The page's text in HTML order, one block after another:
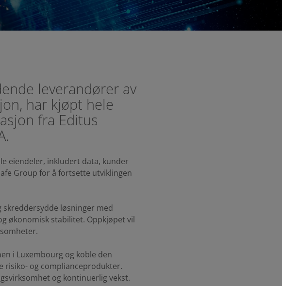
leverandører av
har kjøpt hele
fra Editus
eiendeler, inkludert data, kunder
Group for å fortsette utviklingen
skreddersydde løsninger med
økonomisk stabilitet. Oppkjøpet vil
i Luxembourg og koble den
risiko- og complianceprodukter.
og kontinuerlig vekst.